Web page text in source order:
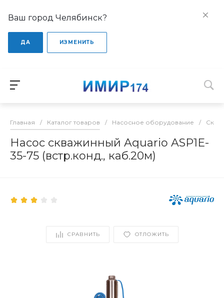
Ваш город Челябинск?
ДА ИЗМЕНИТЬ
Главная / Каталог товаров / Насосное оборудование /
Насос скважинный Aquario ASP1E-
35-75 (встр.конд., каб.20м)
СРАВНИТЬ ОТЛОЖИТЬ